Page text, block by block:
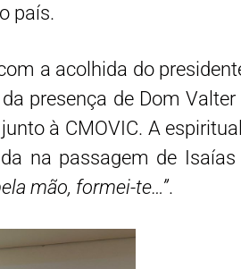
país.
a acolhida do
presença de Dom
à CMOVIC. A
na passagem de
mão, formei-te…”.